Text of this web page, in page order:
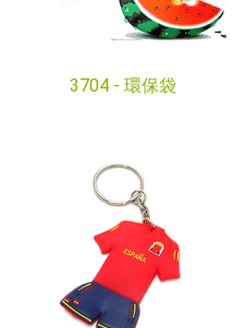
3704 - 環保袋